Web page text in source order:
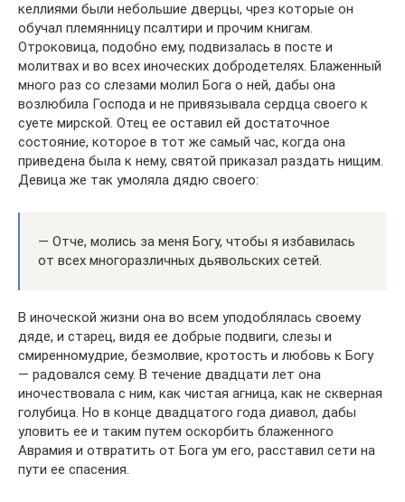
келлиями были небольшие дверцы, чрез которые он
обучал племянницу псалтири и прочим книгам.
Отроковица, подобно ему, подвизалась в посте и
молитвах и во всех иноческих добродетелях. Блаженный
много раз со слезами молил Бога о ней, дабы она
возлюбила Господа и не привязывала сердца своего к
суете мирской. Отец ее оставил ей достаточное
состояние, которое в тот же самый час, когда она
приведена была к нему, святой приказал раздать нищим.
Девица же так умоляла дядю своего:
— Отче, молись за меня Богу, чтобы я избавилась
от всех многоразличных дьявольских сетей.
В иноческой жизни она во всем уподоблялась своему
дяде, и старец, видя ее добрые подвиги, слезы и
смиренномудрие, безмолвие, кротость и любовь к Богу
— радовался сему. В течение двадцати лет она
иночествовала с ним, как чистая агница, как не скверная
голубица. Но в конце двадцатого года диавол, дабы
уловить ее и таким путем оскорбить блаженного
Аврамия и отвратить от Бога ум его, расставил сети на
пути ее спасения.